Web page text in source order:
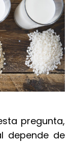
pregunta,
depende de